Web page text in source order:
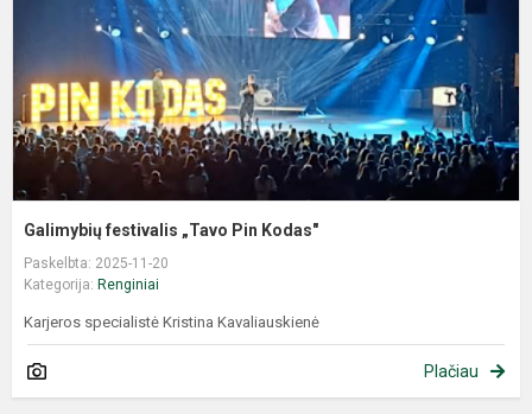
Galimybių festivalis „Tavo Pin Kodas"
Paskelbta: 2025-11-20
Kategorija: Renginiai
Karjeros specialistė Kristina Kavaliauskienė
Plačiau